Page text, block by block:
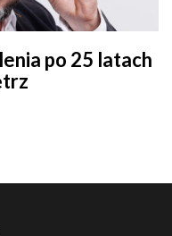
po 25 latach